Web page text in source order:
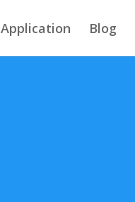
Application Blog